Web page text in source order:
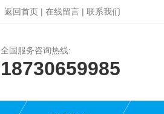
返回首页 | 在线留言 | 联系我们
全国服务咨询热线:
18730659985